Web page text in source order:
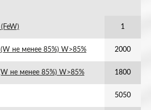
1
не менее 85%) W>85% 2000
не менее 85%) W>85% 1800
5050